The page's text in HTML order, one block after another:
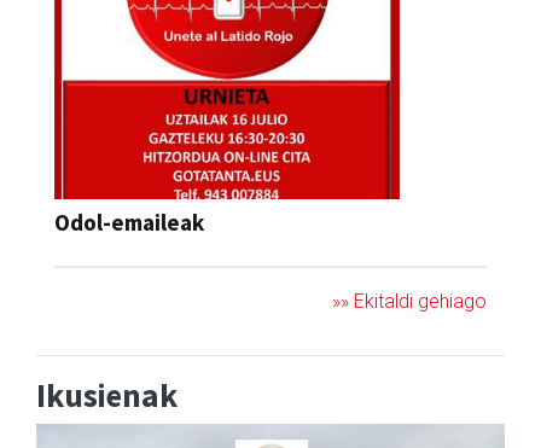
Odol-emaileak
»» Ekitaldi gehiago
Ikusienak